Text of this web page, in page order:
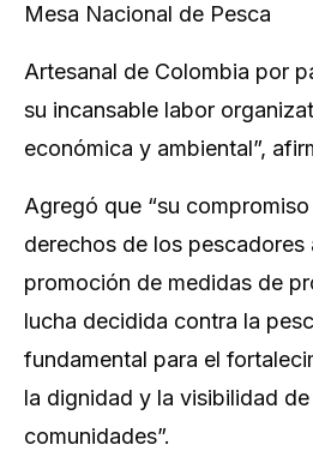
Mesa Nacional de Pesca
Artesanal de Colombia por
su incansable labor
económica y ambiental”,
Agregó que “su
derechos de los pescadores
promoción de medidas de
lucha decidida contra la
fundamental para el
la dignidad y la visibilidad
comunidades”.